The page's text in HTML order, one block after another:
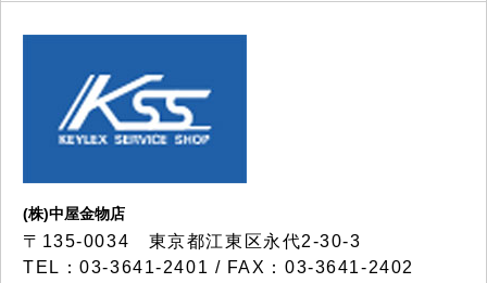
(株)中屋金物店
〒135-0034 東京都江東区永代2-30-3
TEL：03-3641-2401 / FAX：03-3641-2402